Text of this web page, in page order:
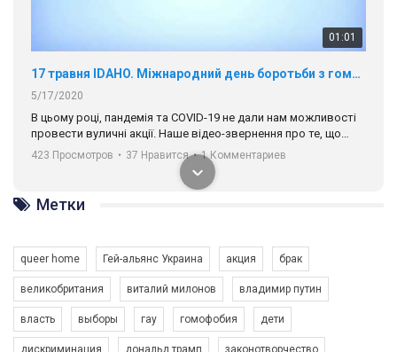
01:01
17 травня IDAHO. Міжнародний день боротьби з гомофобією трансфобією і біфобія.
5/17/2020
В цьому році, пандемія та COVІD-19 не дали нам можливості
провести вуличні акції. Наше відео-звернення про те, що
навіть коли ми у різних містах та не можемо зустрінеться, ми
разом. Ми закликаємо всіх хто поділяє цінності рівності та
солідарності, приєднатися до нас. Регіональні підрозділи
ГАУ є в 16 областях України.
Разом наш голос лунає гучніше!
423 Просмотров • 37 Нравится • 1 Комментариев
Метки
queer home Гей-альянс Украина акция брак
великобритания виталий милонов владимир путин
власть выборы гау гомофобия дети
дискриминация дональд трамп законотворчество